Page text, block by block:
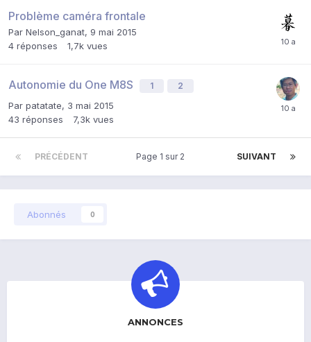
Problème caméra frontale
Par Nelson_ganat, 9 mai 2015
4 réponses 1,7k vues
Autonomie du One M8S 1 2
Par patatate, 3 mai 2015
43 réponses 7,3k vues
PRÉCÉDENT SUIVANT
Page 1 sur 2
Abonnés 0
ANNONCES